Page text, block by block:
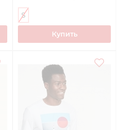
S
Купить